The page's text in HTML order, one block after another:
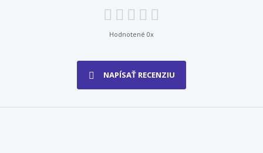
Hodnotené 0x
NAPÍSAŤ RECENZIU